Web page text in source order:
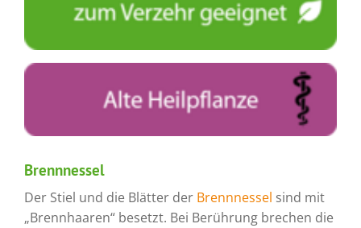
Brennnessel
Der Stiel und die Blätter der Brennnessel sind mit
„Brennhaaren“ besetzt. Bei Berührung brechen die